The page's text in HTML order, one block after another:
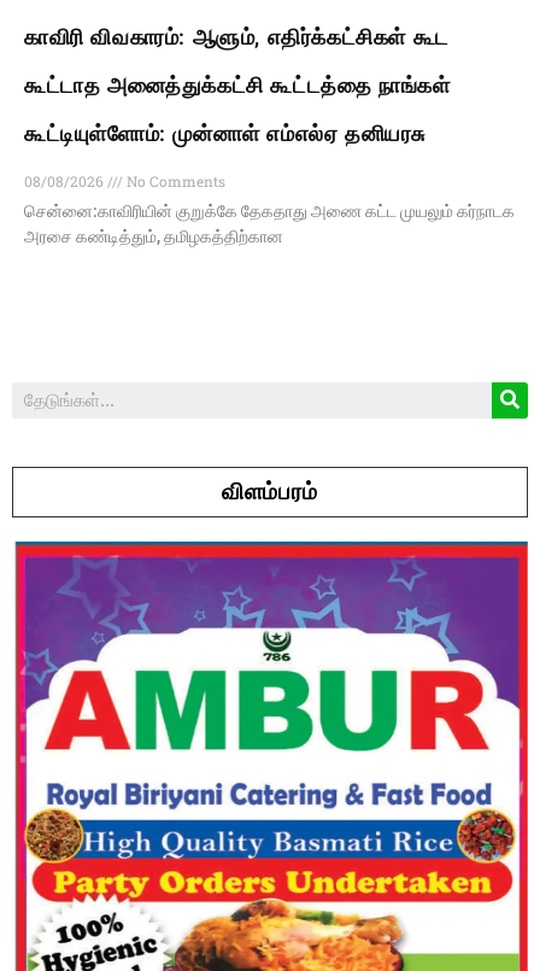
காவிரி விவகாரம்: ஆளும், எதிர்க்கட்சிகள் கூட
கூட்டாத அனைத்துக்கட்சி கூட்டத்தை நாங்கள்
கூட்டியுள்ளோம்: முன்னாள் எம்எல்ஏ தனியரசு
08/08/2026
No Comments
சென்னை:காவிரியின் குறுக்கே தேகதாது அணை கட்ட முயலும் கர்நாடக
அரசை கண்டித்தும், தமிழகத்திற்கான
விளம்பரம்